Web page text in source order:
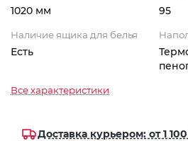
1020 мм 95
Наличие ящика для белья
Есть
Все характеристики
Доставка курьером: от 1